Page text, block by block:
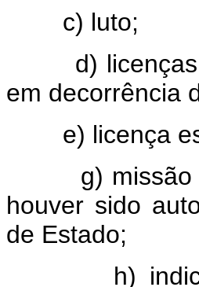
c) luto;
d) licenças
em decorrência
e) licença
g) missão ou
houver sido
de Estado;
h) indicação